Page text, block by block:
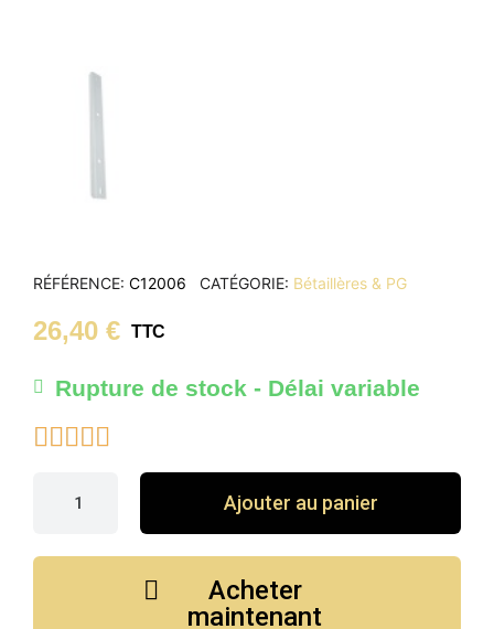
RÉFÉRENCE C12006 CATÉGORIE Bétaillères & PG
26,40 € TTC
Rupture de stock - Délai variable

Ajouter au panier
Acheter
maintenant